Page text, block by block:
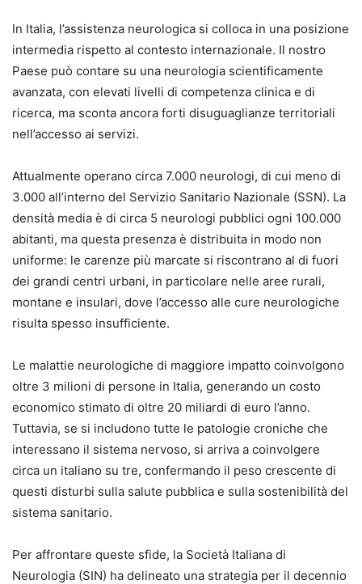
In Italia, l’assistenza neurologica si colloca in una posizione
intermedia rispetto al contesto internazionale. Il nostro
Paese può contare su una neurologia scientificamente
avanzata, con elevati livelli di competenza clinica e di
ricerca, ma sconta ancora forti disuguaglianze territoriali
nell’accesso ai servizi.
Attualmente operano circa 7.000 neurologi, di cui meno di
3.000 all’interno del Servizio Sanitario Nazionale (SSN). La
densità media è di circa 5 neurologi pubblici ogni 100.000
abitanti, ma questa presenza è distribuita in modo non
uniforme: le carenze più marcate si riscontrano al di fuori
dei grandi centri urbani, in particolare nelle aree rurali,
montane e insulari, dove l’accesso alle cure neurologiche
risulta spesso insufficiente.
Le malattie neurologiche di maggiore impatto coinvolgono
oltre 3 milioni di persone in Italia, generando un costo
economico stimato di oltre 20 miliardi di euro l’anno.
Tuttavia, se si includono tutte le patologie croniche che
interessano il sistema nervoso, si arriva a coinvolgere
circa un italiano su tre, confermando il peso crescente di
questi disturbi sulla salute pubblica e sulla sostenibilità del
sistema sanitario.
Per affrontare queste sfide, la Società Italiana di
Neurologia (SIN) ha delineato una strategia per il decennio